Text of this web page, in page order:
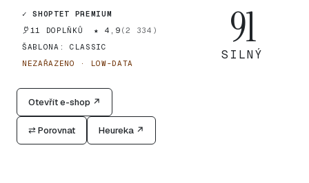
✓ SHOPTET PREMIUM
11 DOPLŇKŮ
★ 4,9 (2 334)
ŠABLONA: CLASSIC
NEZAŘAZENO · LOW-DATA
Otevřít e-shop ↗
⇄ Porovnat Heureka ↗
91
SILNÝ